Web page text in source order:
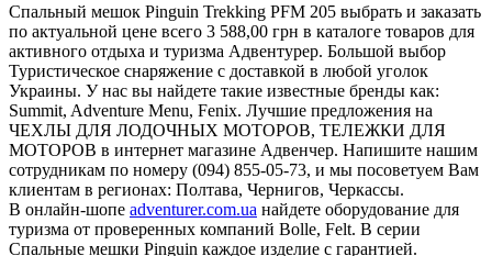
Спальный мешок Pinguin Trekking PFM 205 выбрать и заказать
по актуальной цене всего 3 588,00 грн в каталоге товаров для
активного отдыха и туризма Адвентурер. Большой выбор
Туристическое снаряжение с доставкой в любой уголок
Украины. У нас вы найдете такие известные бренды как:
Summit, Adventure Menu, Fenix. Лучшие предложения на
ЧЕХЛЫ ДЛЯ ЛОДОЧНЫХ МОТОРОВ, ТЕЛЕЖКИ ДЛЯ
МОТОРОВ в интернет магазине Адвенчер. Напишите нашим
сотрудникам по номеру (094) 855-05-73, и мы посоветуем Вам
клиентам в регионах: Полтава, Чернигов, Черкассы.
В онлайн-шопе adventurer.com.ua найдете оборудование для
туризма от проверенных компаний Bolle, Felt. В серии
Спальные мешки Pinguin каждое изделие с гарантией.